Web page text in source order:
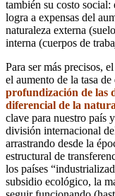
también su costo social:
logra a expensas del
naturaleza externa
interna (cuerpos de
Para ser más precisos,
el aumento de la tasa
profundización de las
diferencial de la
clave para nuestro país
división internacional
arrastrando desde la
estructural de
los países
subsidio ecológico, la